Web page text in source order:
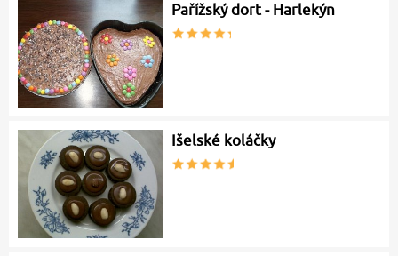
Pařížský dort - Harlekýn
Išelské koláčky